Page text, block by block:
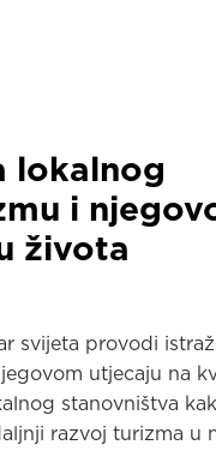
lokalnog
i
života
svijeta provodi
utjecaju na
stanovništva
razvoj turizma u